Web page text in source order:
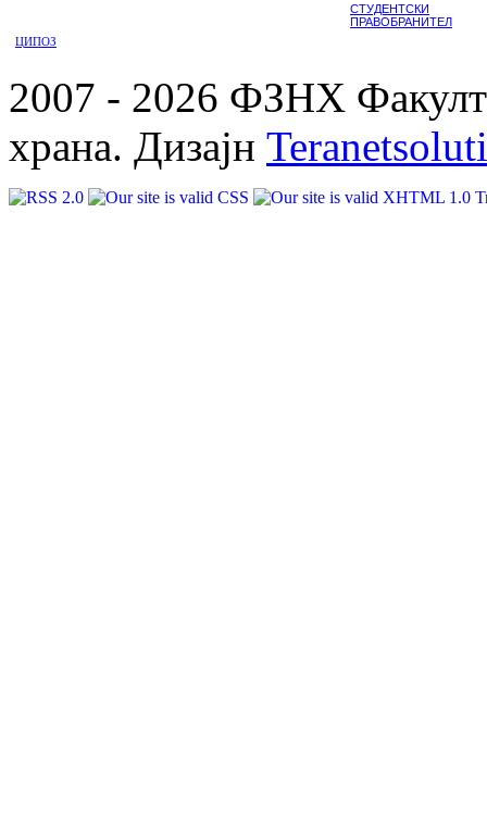
СТУДЕНТСКИ
ПРАВОБРАНИТЕЛ
ЦИПОЗ
2007 - 2026 ФЗНХ
храна. Дизајн